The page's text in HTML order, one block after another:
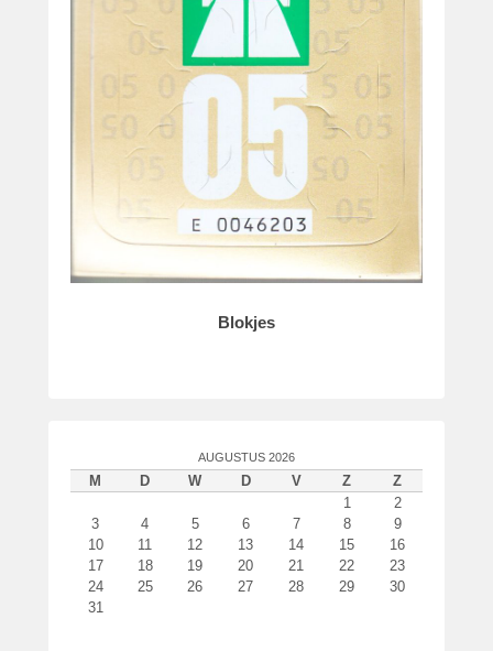
Blokjes
AUGUSTUS 2026
M D W D V Z
Z
1
2
3
4 5 6 7 8
9
10
11 12 13 14 15
16
17
18 19 20 21 22
23
24
25 26 27 28 29
30
31